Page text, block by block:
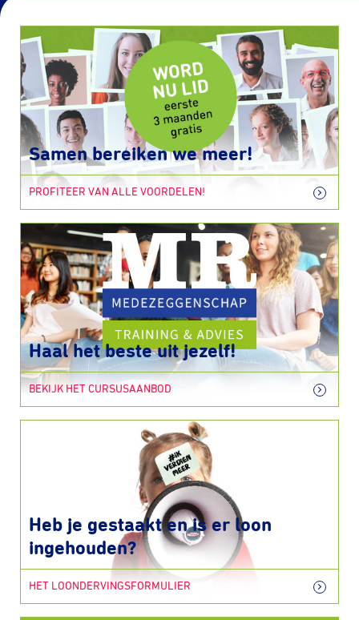
Samen bereiken we meer!
PROFITEER VAN ALLE VOORDELEN!
Haal het beste uit jezelf!
BEKIJK HET CURSUSAANBOD
Heb je gestaakt en is er loon
ingehouden?
HET LOONDERVINGSFORMULIER